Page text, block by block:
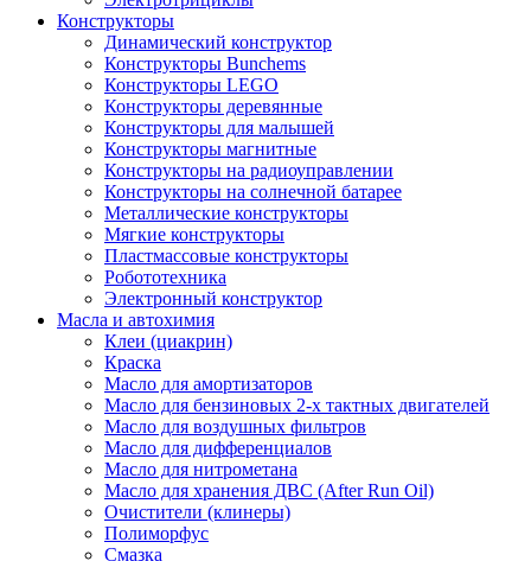
Конструкторы
Динамический конструктор
Конструкторы Bunchems
Конструкторы LEGO
Конструкторы деревянные
Конструкторы для малышей
Конструкторы магнитные
Конструкторы на радиоуправлении
Конструкторы на солнечной батарее
Металлические конструкторы
Мягкие конструкторы
Пластмассовые конструкторы
Робототехника
Электронный конструктор
Масла и автохимия
Клеи (циакрин)
Краска
Масло для амортизаторов
Масло для бензиновых 2-х тактных двигателей
Масло для воздушных фильтров
Масло для дифференциалов
Масло для нитрометана
Масло для хранения ДВС (After Run Oil)
Очистители (клинеры)
Полиморфус
Смазка